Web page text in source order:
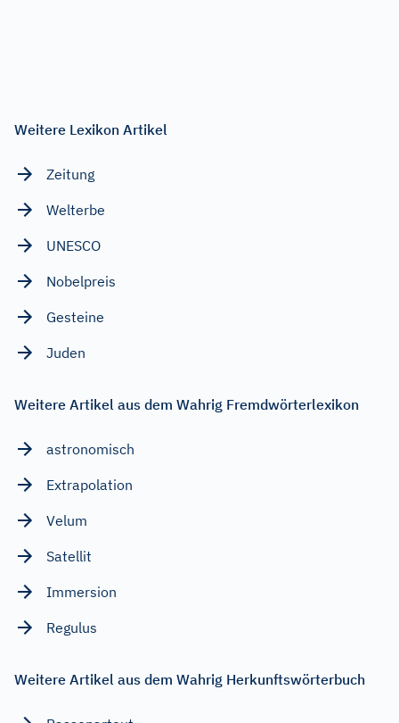
Weitere Lexikon Artikel
Zeitung
Welterbe
UNESCO
Nobelpreis
Gesteine
Juden
Weitere Artikel aus dem Wahrig Fremdwörterlexikon
astronomisch
Extrapolation
Velum
Satellit
Immersion
Regulus
Weitere Artikel aus dem Wahrig Herkunftswörterbuch